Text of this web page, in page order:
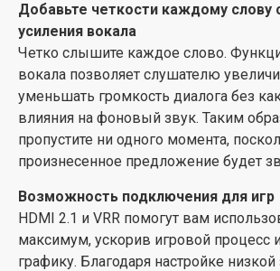
Добавьте четкости каждому слову
усиления вокала
Четко слышите каждое слово.
вокала позволяет слушателю
уменьшать громкость диалога без
влияния на фоновый звук. Таким
пропустите ни одного момента,
произнесенное предложение будет
Возможность подключения для игр
HDMI 2.1 и VRR помогут вам
максимум, ускорив игровой процесс
графику. Благодаря настройке